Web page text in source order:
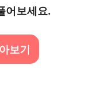
어보세요.
보기